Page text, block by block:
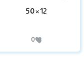
12×50
0